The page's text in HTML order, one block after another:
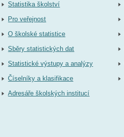
Statistika školství
Pro veřejnost
O školské statistice
Sběry statistických dat
Statistické výstupy a analýzy
Číselníky a klasifikace
Adresáře školských institucí